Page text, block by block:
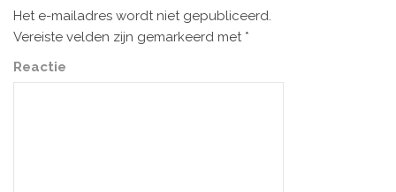
Het e-mailadres wordt niet gepubliceerd.
Vereiste velden zijn gemarkeerd met *
Reactie